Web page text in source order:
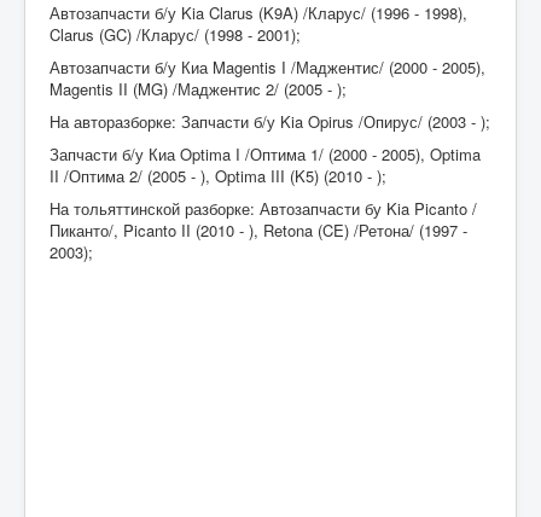
Автозапчасти б/у Kia Clarus (K9A) /Кларус/ (1996 - 1998),
Clarus (GC) /Кларус/ (1998 - 2001);
Автозапчасти б/у Киа Magentis I /Маджентис/ (2000 - 2005),
Magentis II (MG) /Маджентис 2/ (2005 - );
На авторазборке: Запчасти б/у Kia Opirus /Опирус/ (2003 - );
Запчасти б/у Киа Optima I /Оптима 1/ (2000 - 2005), Optima
II /Оптима 2/ (2005 - ), Optima III (K5) (2010 - );
На тольяттинской разборке: Автозапчасти бу Kia Picanto /
Пиканто/, Picanto II (2010 - ), Retona (CE) /Ретона/ (1997 -
2003);